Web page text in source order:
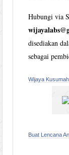
Hubungi via
disediakan
sebagai
Wijaya Kusumah
Buat Lencana